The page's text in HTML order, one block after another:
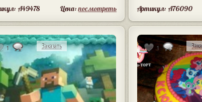
A49478 Цена:посмотреть Артикул: A76090
1 Заказать 1